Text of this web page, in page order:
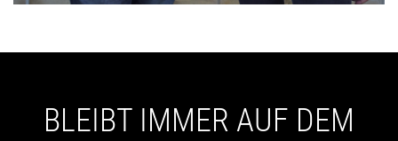
BLEIBT IMMER AUF DEM